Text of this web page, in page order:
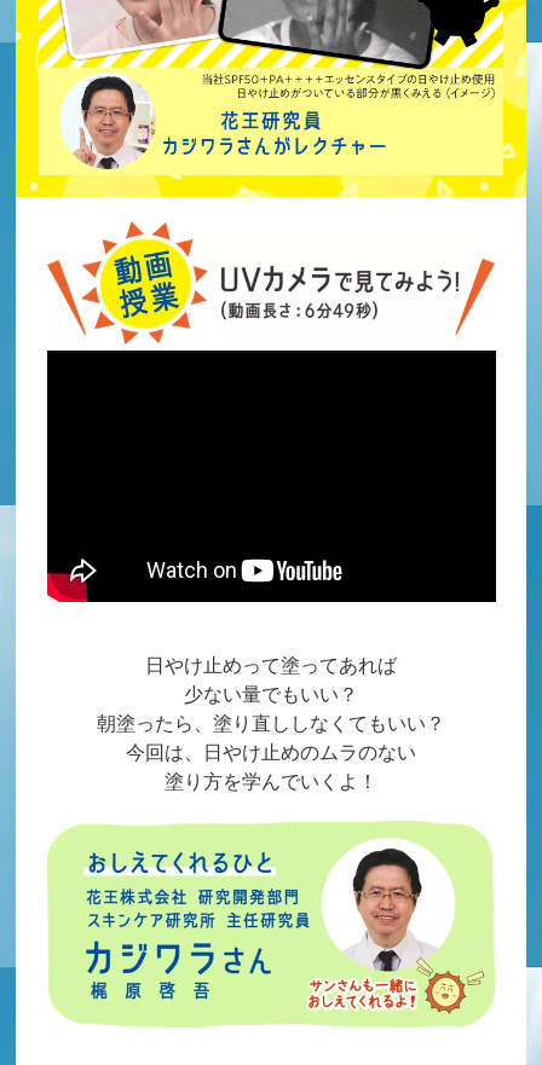
日やけ止めって塗ってあれば
少ない量でもいい？
朝塗ったら、塗り直ししなくてもいい？
今回は、日やけ止めのムラのない
塗り方を学んでいくよ！